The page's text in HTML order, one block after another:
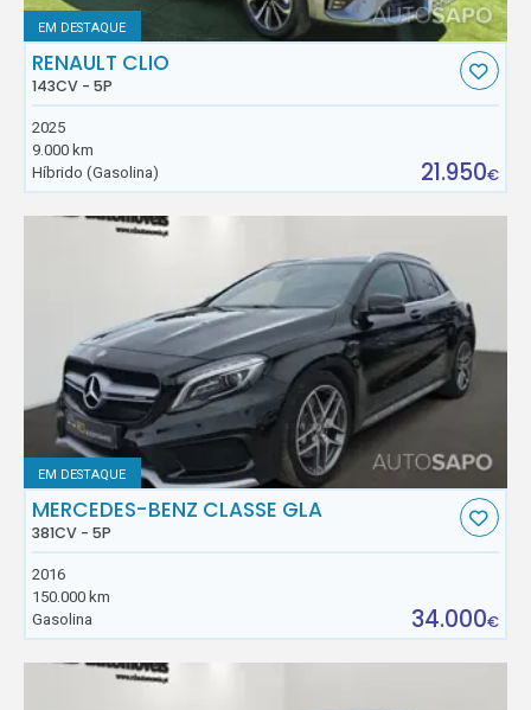
EM DESTAQUE
RENAULT CLIO
143CV - 5P
2025
9.000 km
Híbrido (Gasolina)
21.950€
EM DESTAQUE
MERCEDES-BENZ CLASSE GLA
381CV - 5P
2016
150.000 km
Gasolina
34.000€